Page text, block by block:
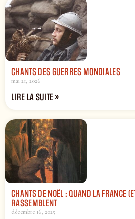
CHANTS DES GUERRES MONDIALES
mai 21, 2026
LIRE LA SUITE »
CHANTS DE NOËL : QUAND LA FRANCE
RASSEMBLENT
décembre 16, 2025